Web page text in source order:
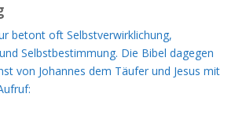
betont oft Selbstverwirklichung,
Selbstbestimmung. Die Bibel dagegen
von Johannes dem Täufer und Jesus mit